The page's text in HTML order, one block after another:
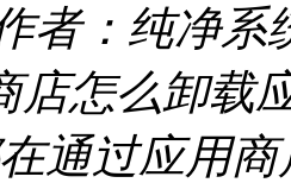
者：纯净系
店怎么卸载
通过应用